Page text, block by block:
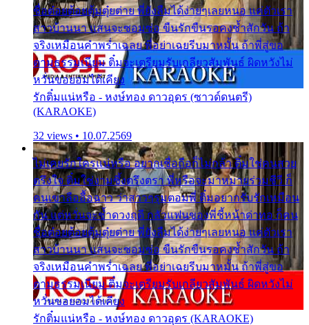
ชื่อต๋อยต้อยตุ้มตุ๋ยต่าย พี่ยังลืมได้ง่ายๆเลยหนอ แค่ตัวเรา
สาวบ้านนา แสนจะซอมซ่อ ขืนรักขืนรอคงช้ำสักวัน ถ้า
จริงเหมือนคำพร่ำเฉลย พี่อย่าเฉยรีบมาหมั้น ถ้าพี่สู่ขอ
ตามธรรมเนียม ติ๋มจะเตรียมรับเกลียวสัมพันธ์ ผิดหวังไม่
หวั่นขอยอมได้เคียง
รักติ๋มแน่หรือ - หงษ์ทอง ดาวอุดร (ซาวด์ดนตรี)
(KARAOKE)
32 views • 10.07.2569
ไม่เคยรักใครแน่หรือ อยากเชื่อถือก็ไม่กล้า ติ๋มใช่คนสวย
ตรึงใจ ติ๋มใช่งามซึ้งตรึงตรา พี่หรือจะมาหมายร่วมชีวี ก็
คนเขาลืออื้อฉาว ว่าสาวๆรุมตอมพี่ ติ๋มอยากรับรักเหมือน
กัน แต่หวั่นจะช้ำดวงฤดี กลัวแฟนของพี่ชี้หน้าด่าทอ ก็คน
ชื่อต๋อยต้อยตุ้มตุ๋ยต่าย พี่ยังลืมได้ง่ายๆเลยหนอ แค่ตัวเรา
สาวบ้านนา แสนจะซอมซ่อ ขืนรักขืนรอคงช้ำสักวัน ถ้า
จริงเหมือนคำพร่ำเฉลย พี่อย่าเฉยรีบมาหมั้น ถ้าพี่สู่ขอ
ตามธรรมเนียม ติ๋มจะเตรียมรับเกลียวสัมพันธ์ ผิดหวังไม่
หวั่นขอยอมได้เคียง
รักติ๋มแน่หรือ - หงษ์ทอง ดาวอุดร (KARAOKE)